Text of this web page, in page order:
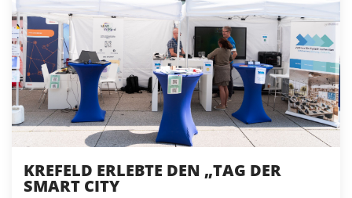
KREFELD ERLEBTE DEN „TAG DER
SMART CITY